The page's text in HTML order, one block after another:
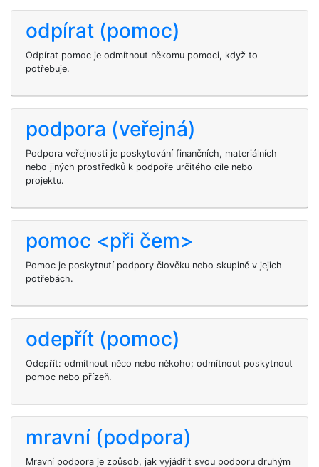
odpírat (pomoc)
Odpírat pomoc je odmítnout někomu pomoci, když to
potřebuje.
podpora (veřejná)
Podpora veřejnosti je poskytování finančních, materiálních
nebo jiných prostředků k podpoře určitého cíle nebo
projektu.
pomoc <při čem>
Pomoc je poskytnutí podpory člověku nebo skupině v jejich
potřebách.
odepřít (pomoc)
Odepřít: odmítnout něco nebo někoho; odmítnout poskytnout
pomoc nebo přízeň.
mravní (podpora)
Mravní podpora je způsob, jak vyjádřit svou podporu druhým